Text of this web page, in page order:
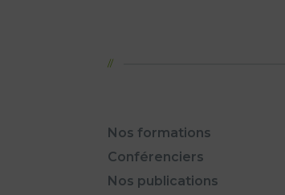
Nos formations
Conférenciers
Nos publications